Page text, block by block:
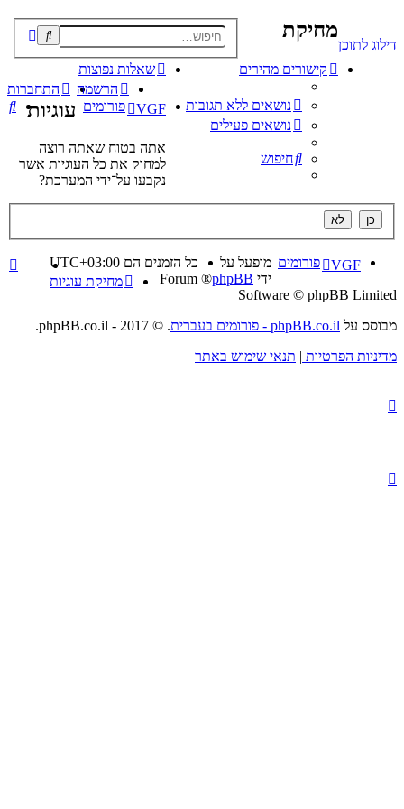
דילוג לתוכן
קישורים מהירים
נושאים ללא תגובות
נושאים פעילים
חיפוש
שאלות נפוצות
התחברות
הרשמה
VGF
פורומים
מחיקת
עוגיות
אתה בטוח שאתה רוצה
למחוק את כל העוגיות אשר
נקבעו על־ידי המערכת?
VGF פורומים כל הזמנים הם UTC+03:00
מחיקת עוגיות
מופעל על
ידי phpBB
® Forum
Software © phpBB Limited
מבוסס על phpBB.co.il - פורומים בעברית
. © 2017 - phpBB.co.il.
מדיניות הפרטיות | תנאי שימוש באתר